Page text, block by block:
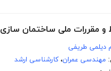
و مقررات ملی ساختمان سازی
دیلمی طریفی
مهندسی عمران، کارشناسی ارشد